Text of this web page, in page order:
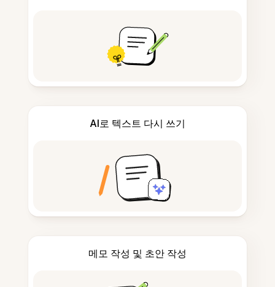
AI로 텍스트 다시 쓰기
메모 작성 및 초안 작성